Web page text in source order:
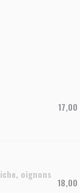
17,00
oignons
18,00